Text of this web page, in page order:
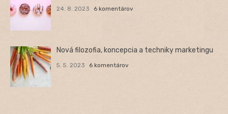
24. 8. 2023 6 komentárov
Nová filozofia, koncepcia a techniky marketingu
5. 5. 2023 6 komentárov